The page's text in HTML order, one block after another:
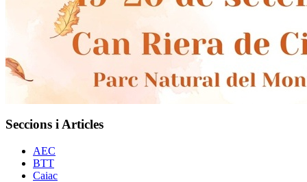
Seccions i Articles
AEC
BTT
Caiac